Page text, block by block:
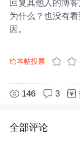
回复其他人的博
为什么？也没有
因。
给本帖投票
146 3
全部评论